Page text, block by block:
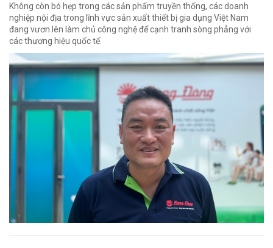
Không còn bó hẹp trong các sản phẩm truyền thống, các doanh
nghiệp nội địa trong lĩnh vực sản xuất thiết bị gia dụng Việt Nam
đang vươn lên làm chủ công nghệ để cạnh tranh sòng phẳng với
các thương hiệu quốc tế.